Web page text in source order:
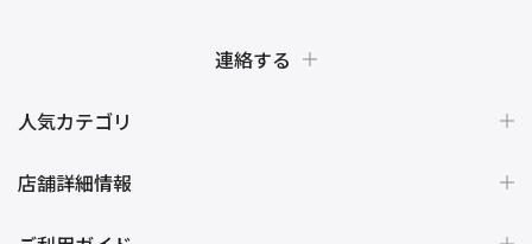
連絡する
人気カテゴリ
店舗詳細情報